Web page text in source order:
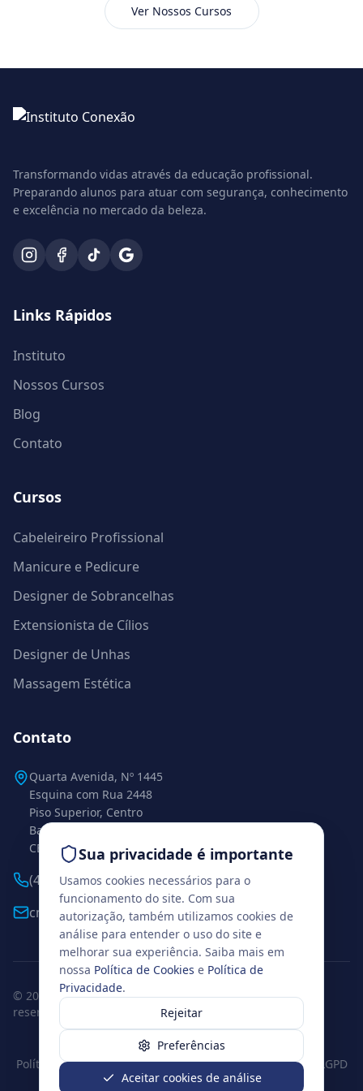
Ver Nossos Cursos
Transformando vidas através da educação profissional.
Preparando alunos para atuar com segurança, conhecimento
e excelência no mercado da beleza.
Links Rápidos
Instituto
Nossos Cursos
Blog
Contato
Cursos
Cabeleireiro Profissional
Manicure e Pedicure
Designer de Sobrancelhas
Extensionista de Cílios
Designer de Unhas
Massagem Estética
Contato
Quarta Avenida, Nº 1445
Esquina com Rua 2448
Piso Superior, Centro
Balneário Camboriú – SC
CEP 88338-112
(47) 99271-0925
cml.conexaobc@gmail.com
© 2026 www.institutoconexao.com.br. Todos os direitos
reservados.
Balneário Camboriú, Santa Catarina
Política de PrivacidadeTermos de UsoPolítica de Cookies
LGPD
Preferências de cookies
Sua privacidade é importante
Usamos cookies necessários para o
funcionamento do site. Com sua
autorização, também utilizamos cookies de
análise para entender o uso do site e
melhorar sua experiência. Saiba mais em
nossa Política de Cookies e Política de
Privacidade.
Rejeitar
Preferências
Aceitar cookies de análise